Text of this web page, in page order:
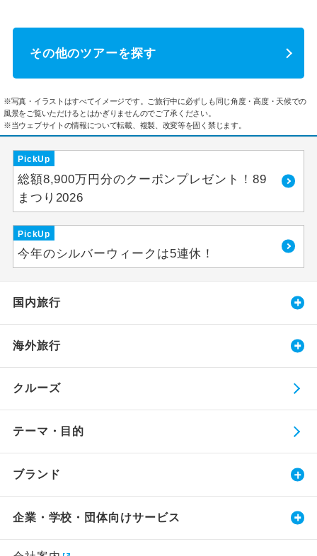
その他のツアーを探す
※写真・イラストはすべてイメージです。ご旅行中に必ずしも同じ角度・高度・天候での
風景をご覧いただけるとはかぎりませんのでご了承ください。
※当ウェブサイトの情報について転載、複製、改変等を固く禁じます。
PickUp
総額8,900万円分のクーポンプレゼント！89
まつり2026
PickUp
今年のシルバーウィークは5連休！
国内旅行
海外旅行
クルーズ
テーマ・目的
ブランド
企業・学校・団体向けサービス